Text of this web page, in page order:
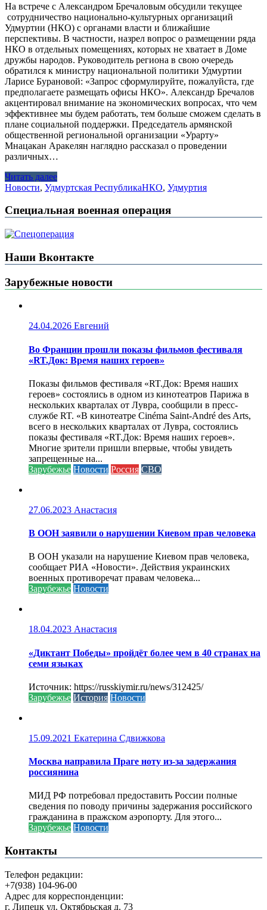
На встрече с Александром Бречаловым обсудили текущее
сотрудничество национально-культурных организаций
Удмуртии (НКО) с органами власти и ближайшие
перспективы. В частности, назрел вопрос о размещении ряда
НКО в отдельных помещениях, которых не хватает в Доме
дружбы народов. Руководитель региона в свою очередь
обратился к министру национальной политики Удмуртии
Ларисе Бурановой: «Запрос сформулируйте, пожалуйста, где
предполагаете размещать офисы НКО». Александр Бречалов
акцентировал внимание на экономических вопросах, что чем
эффективнее мы будем работать, тем больше сможем сделать в
плане социальной поддержки. Председатель армянской
общественной региональной организации «Урарту»
Мнацакан Аракелян наглядно рассказал о проведении
различных…
Читать далее
Новости, Удмуртская РеспубликаНКО, Удмуртия
Специальная военная операция
Наши Вконтакте
Зарубежные новости
24.04.2026 Евгений
Во Франции прошли показы фильмов фестиваля
«RT.Док: Время наших героев»
Показы фильмов фестиваля «RT.Док: Время наших
героев» состоялись в одном из кинотеатров Парижа в
нескольких кварталах от Лувра, сообщили в пресс-
службе RT. «В кинотеатре Cinéma Saint-André des Arts,
всего в нескольких кварталах от Лувра, состоялись
показы фестиваля «RT.Док: Время наших героев».
Многие зрители пришли впервые, чтобы увидеть
запрещенные на...
Зарубежье Новости Россия СВО
27.06.2023 Анастасия
В ООН заявили о нарушении Киевом прав человека
В ООН указали на нарушение Киевом прав человека,
сообщает РИА «Новости». Действия украинских
военных противоречат правам человека...
Зарубежье Новости
18.04.2023 Анастасия
«Диктант Победы» пройдёт более чем в 40 странах на
семи языках
Источник: https://russkiymir.ru/news/312425/
Зарубежье История Новости
15.09.2021 Екатерина Сдвижкова
Москва направила Праге ноту из-за задержания
россиянина
МИД РФ потребовал предоставить России полные
сведения по поводу причины задержания российского
гражданина в пражском аэропорту. Для этого...
Зарубежье Новости
Контакты
Телефон редакции:
+7(938) 104-96-00
Адрес для корреспонденции:
г. Липецк ул. Октябрьская д. 73